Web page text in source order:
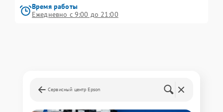
Время работы
Ежедневно с 9:00 до 21:00
Сервисный центр Epson